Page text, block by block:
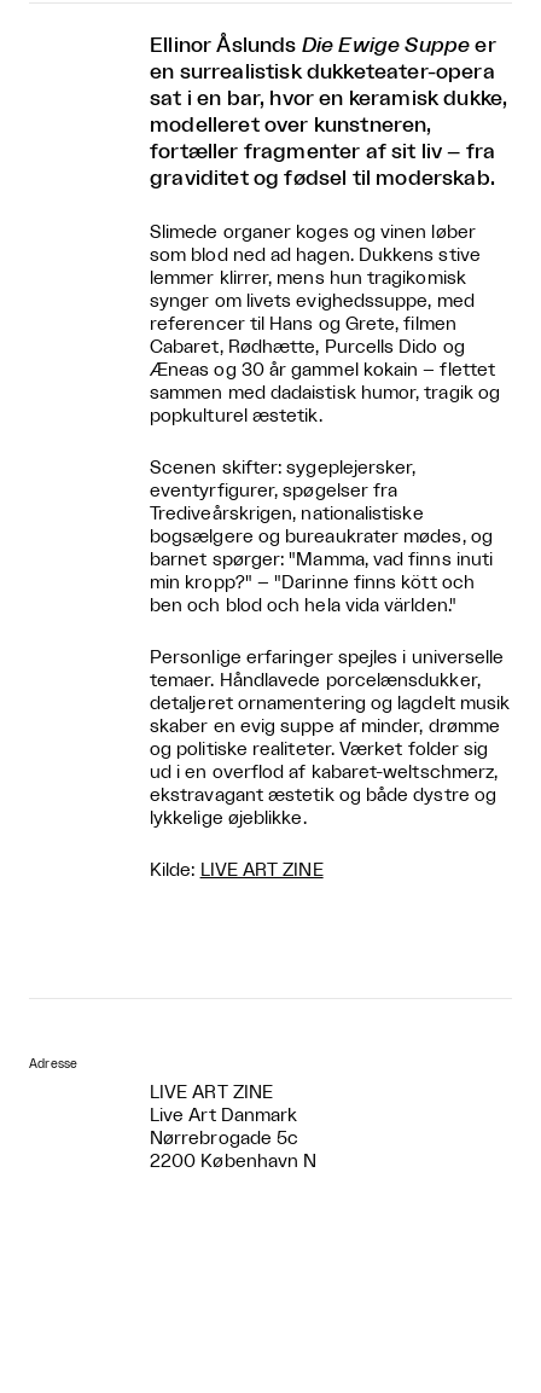
Ellinor Åslunds Die Ewige Suppe er
en surrealistisk dukketeater-opera
sat i en bar, hvor en keramisk dukke,
modelleret over kunstneren,
fortæller fragmenter af sit liv – fra
graviditet og fødsel til moderskab.
Slimede organer koges og vinen løber
som blod ned ad hagen. Dukkens stive
lemmer klirrer, mens hun tragikomisk
synger om livets evighedssuppe, med
referencer til Hans og Grete, filmen
Cabaret, Rødhætte, Purcells Dido og
Æneas og 30 år gammel kokain – flettet
sammen med dadaistisk humor, tragik og
popkulturel æstetik.
Scenen skifter: sygeplejersker,
eventyrfigurer, spøgelser fra
Trediveårskrigen, nationalistiske
bogsælgere og bureaukrater mødes, og
barnet spørger: "Mamma, vad finns inuti
min kropp?" – "Darinne finns kött och
ben och blod och hela vida världen."
Personlige erfaringer spejles i universelle
temaer. Håndlavede porcelænsdukker,
detaljeret ornamentering og lagdelt musik
skaber en evig suppe af minder, drømme
og politiske realiteter. Værket folder sig
ud i en overflod af kabaret-weltschmerz,
ekstravagant æstetik og både dystre og
lykkelige øjeblikke.
Kilde: LIVE ART ZINE
Adresse
LIVE ART ZINE
Live Art Danmark
Nørrebrogade 5c
2200 København N